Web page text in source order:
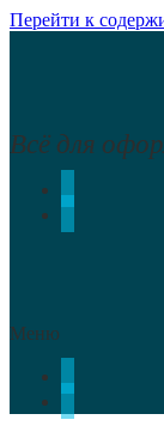
Перейти к
Всё для
Меню